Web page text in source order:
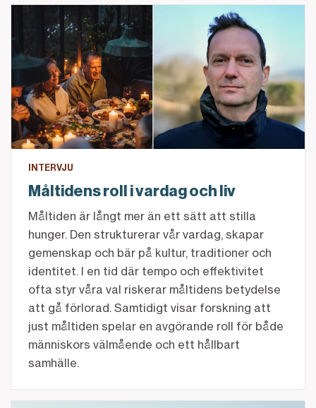
Måltidens roll i vardag och liv
INTERVJU
Måltidens roll i vardag och liv
Måltiden är långt mer än ett sätt att stilla
hunger. Den strukturerar vår vardag, skapar
gemenskap och bär på kultur, traditioner och
identitet. I en tid där tempo och effektivitet
ofta styr våra val riskerar måltidens betydelse
att gå förlorad. Samtidigt visar forskning att
just måltiden spelar en avgörande roll för både
människors välmående och ett hållbart
samhälle.